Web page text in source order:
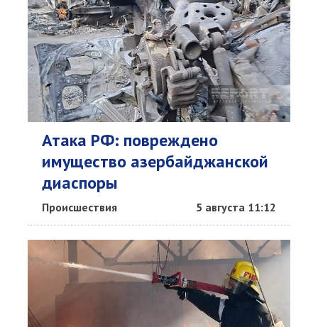
Атака РФ: повреждено
имущество азербайджанской
диаспоры
Происшествия 5 августа 11:12